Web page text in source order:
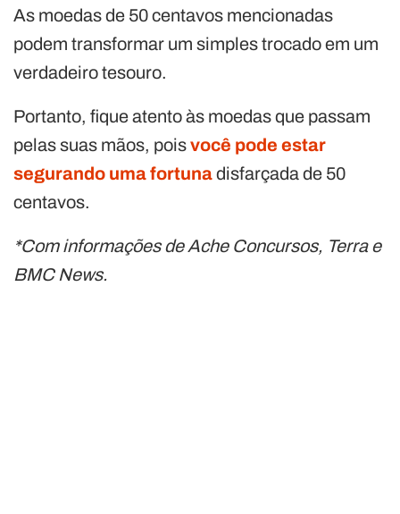
As moedas de 50 centavos mencionadas
podem transformar um simples trocado em um
verdadeiro tesouro.
Portanto, fique atento às moedas que passam
pelas suas mãos, poisvocê pode estar
segurando uma fortunadisfarçada de 50
centavos.
*Com informações de Ache Concursos, Terra e
BMC News.